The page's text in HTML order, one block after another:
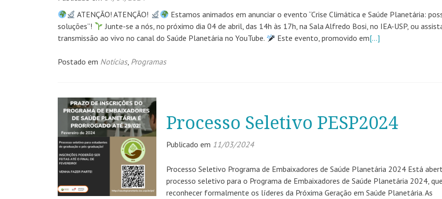
ATENÇÃO! ATENÇÃO!
Estamos animados em anunciar o evento “Crise Climática e Saúde Planetária:
soluções”!
Junte-se a nós, no próximo dia 04 de abril, das 14h às 17h, na Sala Alfredo Bosi, no IEA-USP, ou
transmissão ao vivo no canal do Saúde Planetária no YouTube.
Este evento, promovido em[…]
Postado em Notícias, Programas
Processo Seletivo PESP2024
Publicado em 11/03/2024
Processo Seletivo Programa de Embaixadores de Saúde Planetária 2024 Está
processo seletivo para o Programa de Embaixadores de Saúde Planetária 2024,
reconhecer formalmente os líderes da Próxima Geração em Saúde Planetária. As